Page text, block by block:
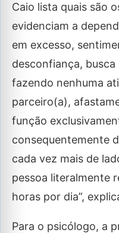
Caio lista quais são
evidenciam a
em excesso,
desconfiança,
fazendo nenhuma
parceiro(a),
função
consequentemente
cada vez mais de
pessoa literalmente
horas por dia”,
Para o psicólogo, a